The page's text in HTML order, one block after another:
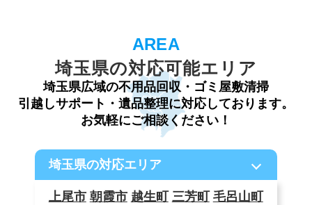
埼玉県の対応可能エリア
埼玉県広域の不用品回収・ゴミ屋敷清掃
引越しサポート・遺品整理に対応しております。
お気軽にご相談ください！
埼玉県の対応エリア
上尾市 朝霞市 越生町 三芳町
毛呂山町